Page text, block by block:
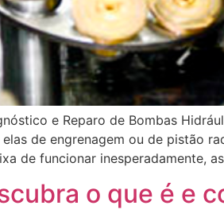
e Reparo de Bombas
de engrenagem ou de pistão
de funcionar inesperadamente,
o que é e